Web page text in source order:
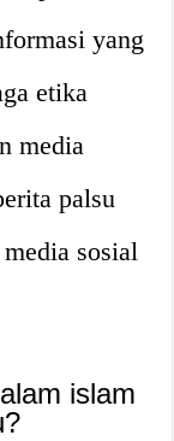
yang
etika
media
palsu
sosial
islam